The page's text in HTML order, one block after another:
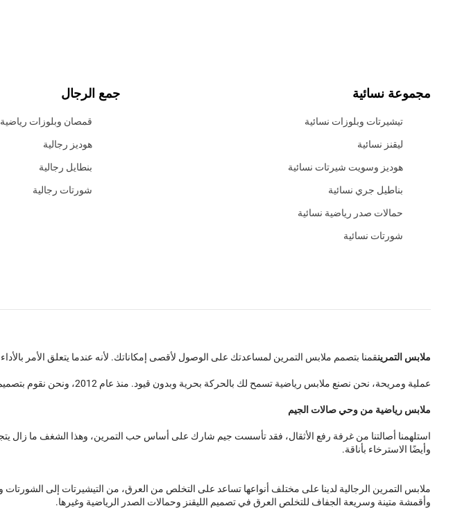
مجموعة نسائية
تيشيرتات وبلوزات نسائية
ليقنز نسائية
هوديز وسويت شيرتات نسائية
بناطيل جري نسائية
حمالات صدر رياضية نسائية
شورتات نسائية
جمع الرجال
قمصان وبلوزات رياضية
هوديز رجالية
بنطايل رجالية
شورتات رجالية
ملابس التمرينقمنا بتصمم ملابس التمرين لمساعدتك على الوصول لأقصى إمكاناتك. لأنه عندما يتعلق الأمر
عملية ومريحة، نحن نصنع ملابس رياضية تسمح لك بالحركة بحرية وبدون قيود. منذ عام 2012، ونحن نقوم بتصميم وابتكار ملابس التمرين التي يرغب الرياضيون في ارتدائها، لأننا نعلم جيدًا التمرين ومطلبات المتدربين.
ملابس رياضية من وحي صالات الجيم
استلهمنا أصالتنا من غرفة رفع الأثقال، فقد تأسست جيم شارك على أساس حب التمرين، وهذا الشغف ما زال
وأيضًا الاسترخاء بأناقة.
ملابس التمرين الرجالية لدينا على مختلف أنواعها تساعد على التخلص من العرق، من التيشيرتات إلى الشورتات
وأقمشة متينة وسريعة الجفاف للتخلص العرق في تصميم الليقنز وحمالات الصدر الرياضية وغيرها.